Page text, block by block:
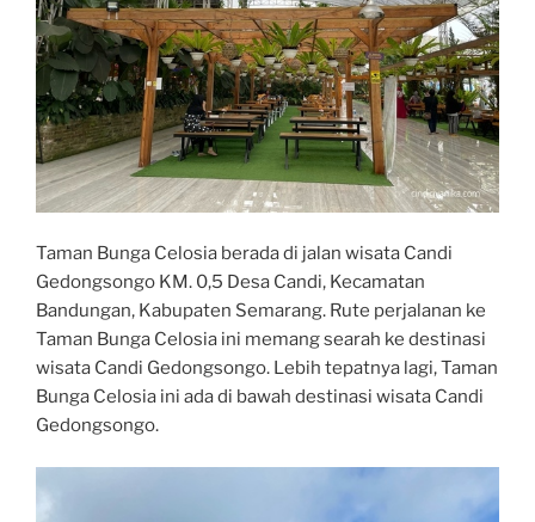
Taman Bunga Celosia berada di jalan wisata Candi
Gedongsongo KM. 0,5 Desa Candi, Kecamatan
Bandungan, Kabupaten Semarang. Rute perjalanan ke
Taman Bunga Celosia ini memang searah ke destinasi
wisata Candi Gedongsongo. Lebih tepatnya lagi, Taman
Bunga Celosia ini ada di bawah destinasi wisata Candi
Gedongsongo.